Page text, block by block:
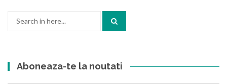
Aboneaza-te la noutati